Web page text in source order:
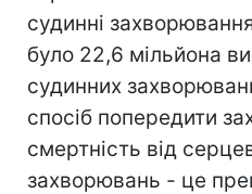
судинні
було 22,6 мільйона
судинних
спосіб попередити
смертність від
захворювань - це